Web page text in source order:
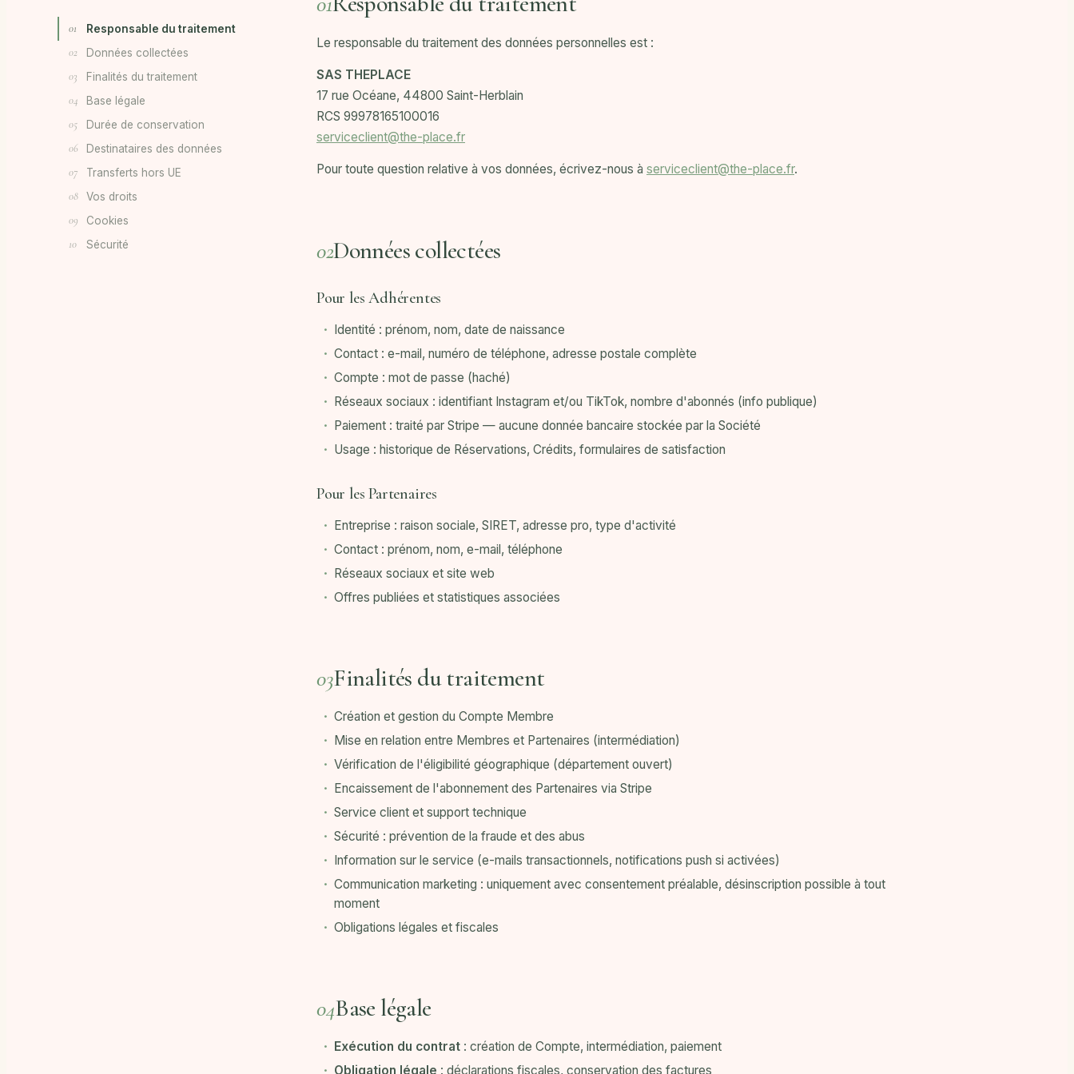
01
Responsable du traitement
02
Données collectées
03
Finalités du traitement
04
Base légale
05
Durée de conservation
06
Destinataires des données
07
Transferts hors UE
08
Vos droits
09
Cookies
10
Sécurité
Le responsable du traitement des données personnelles est :
SAS THEPLACE
17 rue Océane, 44800 Saint-Herblain
RCS 99978165100016
serviceclient@the-place.fr
Pour toute question relative à vos données, écrivez-nous à serviceclient@the-place.fr.
02Données collectées
Pour les Adhérentes
Identité : prénom, nom, date de naissance
Contact : e-mail, numéro de téléphone, adresse postale complète
Compte : mot de passe (haché)
Réseaux sociaux : identifiant Instagram et/ou TikTok, nombre d'abonnés (info publique)
Paiement : traité par Stripe — aucune donnée bancaire stockée par la Société
Usage : historique de Réservations, Crédits, formulaires de satisfaction
Pour les Partenaires
Entreprise : raison sociale, SIRET, adresse pro, type d'activité
Contact : prénom, nom, e-mail, téléphone
Réseaux sociaux et site web
Offres publiées et statistiques associées
03Finalités du traitement
Création et gestion du Compte Membre
Mise en relation entre Membres et Partenaires (intermédiation)
Vérification de l'éligibilité géographique (département ouvert)
Encaissement de l'abonnement des Partenaires via Stripe
Service client et support technique
Sécurité : prévention de la fraude et des abus
Information sur le service (e-mails transactionnels, notifications push si activées)
Communication marketing : uniquement avec consentement préalable, désinscription possible à tout
moment
Obligations légales et fiscales
04Base légale
Exécution du contrat : création de Compte, intermédiation, paiement
Obligation légale : déclarations fiscales, conservation des factures